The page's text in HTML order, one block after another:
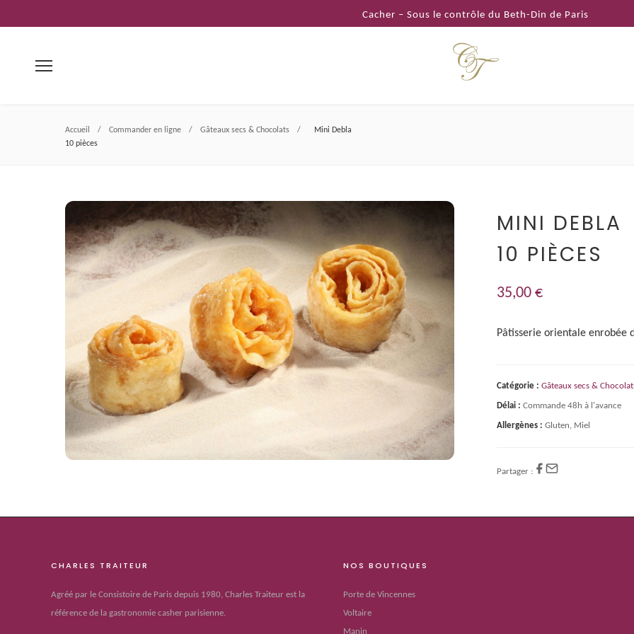
au
Cacher – Sous le contrôle du Beth-Din de Paris
Accueil / Commander en ligne / Gâteaux secs & Chocolats /
Mini Debla
10 pièces
MINI DEBLA
10 PIÈCES
35,00 €
Pâtisserie orientale enrobée
Catégorie : Gâteaux secs &
Délai : Commande 48h à l'avance
Allergènes : Gluten, Miel
Partager :
CHARLES TRAITEUR
Agréé par le Consistoire de Paris depuis 1980, Charles Traiteur est la
référence de la gastronomie casher parisienne.
NOS BOUTIQUES
Porte de Vincennes
Voltaire
Manin